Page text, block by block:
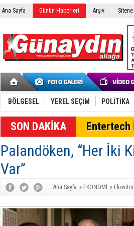
Ana Sayfa Günün Haberleri Arşiv
BÖLGESEL YEREL SEÇİM POLİTİKA
SON DAKİKA Entertech
Palandöken, “Her İki
Var”
Ana Sayfa » EKONOMİ » Ekovitrin